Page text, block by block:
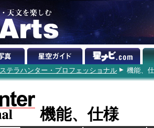
ステラハンター・プロフェッショナル 機能、
機能、仕様